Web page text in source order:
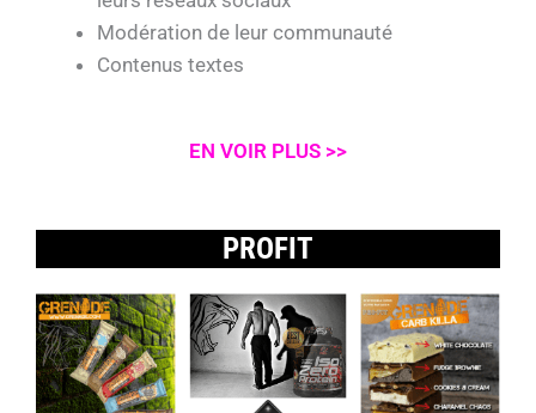
Modération de leur communauté
Contenus textes
EN VOIR PLUS >>
PROFIT